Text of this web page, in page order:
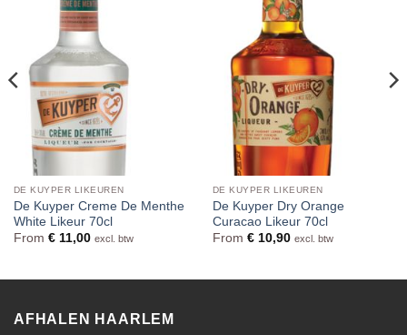
DE KUYPER LIKEUREN
De Kuyper Creme De Menthe
White Likeur 70cl
From €11,00 excl. btw
DE KUYPER LIKEUREN
De Kuyper Dry Orange
Curacao Likeur 70cl
From €10,90 excl. btw
AFHALEN HAARLEM